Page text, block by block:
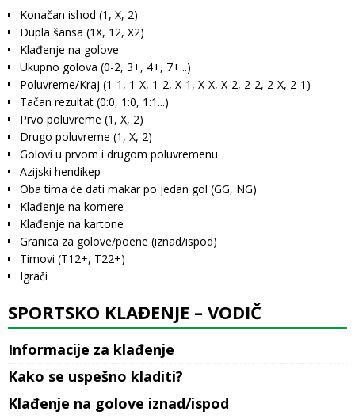
Konačan ishod (1, X, 2)
Dupla šansa (1X, 12, X2)
Klađenje na golove
Ukupno golova (0-2, 3+, 4+, 7+...)
Poluvreme/Kraj (1-1, 1-X, 1-2, X-1, X-X, X-2, 2-2, 2-X, 2-1)
Tačan rezultat (0:0, 1:0, 1:1...)
Prvo poluvreme (1, X, 2)
Drugo poluvreme (1, X, 2)
Golovi u prvom i drugom poluvremenu
Azijski hendikep
Oba tima će dati makar po jedan gol (GG, NG)
Klađenje na kornere
Klađenje na kartone
Granica za golove/poene (iznad/ispod)
Timovi (T12+, T22+)
Igrači
SPORTSKO KLAĐENJE – VODIČ
Informacije za klađenje
Kako se uspešno kladiti?
Klađenje na golove iznad/ispod